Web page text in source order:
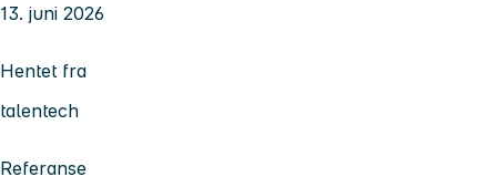
13. juni 2026
Hentet fra
talentech
Referanse